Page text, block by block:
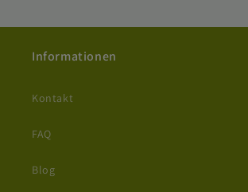
Informationen
Kontakt
FAQ
Blog